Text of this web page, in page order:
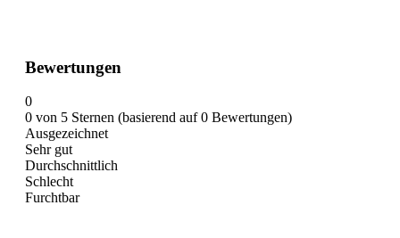
Bewertungen
0
0 von 5 Sternen (basierend auf 0 Bewertungen)
Ausgezeichnet
Sehr gut
Durchschnittlich
Schlecht
Furchtbar